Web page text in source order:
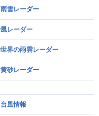
雨雪レーダー
風レーダー
世界の雨雲レーダー
黄砂レーダー
台風情報